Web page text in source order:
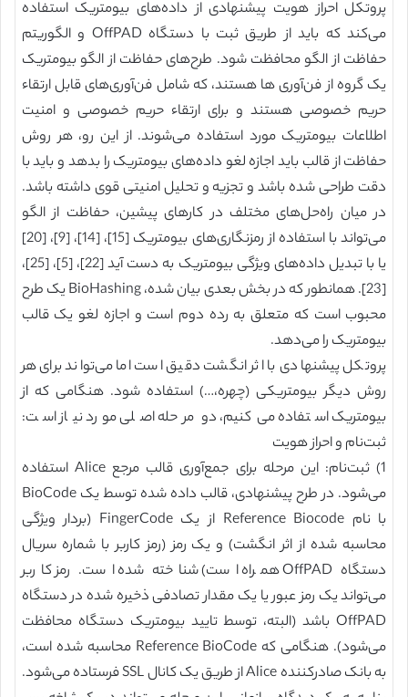
پروتکل احراز هویت پیشنهادی از داده‌های بیومتریک استفاده
می‌کند که باید از طریق ثبت با دستگاه OffPAD و الگوریتم
حفاظت از الگو محافظت شود. طرح‌های حفاظت از الگو بیومتریک
یک گروه از فن‌آوری ها هستند، که شامل فن‌آوری‌های قابل ارتقاء
حریم خصوصی هستند و برای ارتقاء حریم خصوصی و امنیت
اطلاعات بیومتریک مورد استفاده می‌شوند. از این رو، هر روش
حفاظت از قالب باید اجازه لغو داده‌های بیومتریک را بدهد و باید با
دقت طراحی شده باشد و تجزیه و تحلیل امنیتی قوی داشته باشد.
در میان راه‌حل‌های مختلف در کارهای پیشین، حفاظت از الگو
می‌تواند با استفاده از رمزنگاری‌های بیومتریک [15]، [14]، [9]، [20]
یا با تبدیل داده‌های ویژگی بیومتریک به دست آید [22]، [5]، [25]،
[23]. همانطور که در بخش بعدی بیان شده، BioHashing یک طرح
محبوب است که متعلق به رده دوم است و اجازه لغو یک قالب
بیومتریک را می‌دهد.
پروتکل پیشنهادی با اثر انگشت دقیق است اما می‌تواند برای هر
روش دیگر بیومتریکی (چهره،…) استفاده شود. هنگامی که از
بیومتریک استفاده می‌کنیم، دو مرحله اصلی مورد نیاز است:
ثبت‌نام و احراز هویت
1) ثبت‌نام: این مرحله برای جمع‌آوری قالب مرجع Alice استفاده
می‌شود. در طرح پیشنهادی، قالب داده شده توسط یک BioCode
با نام Reference Biocode از یک FingerCode (بردار ویژگی
محاسبه شده از اثر انگشت) و یک رمز (رمز کاربر با شماره سریال
دستگاه OffPAD همراه است) شناخته شده است. رمز کاربر
می‌تواند یک رمز عبور یا یک مقدار تصادفی ذخیره شده در دستگاه
OffPAD باشد (البته، توسط تایید بیومتریک دستگاه محافظت
می‌شود). هنگامی که Reference BioCode محاسبه شده است،
به بانک صادرکننده Alice از طریق یک کانال SSL فرستاده می‌شود.